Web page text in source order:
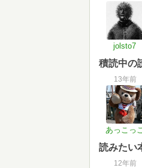
jolsto7
積読中の
13年前
あっこっこ
読みたい
12年前